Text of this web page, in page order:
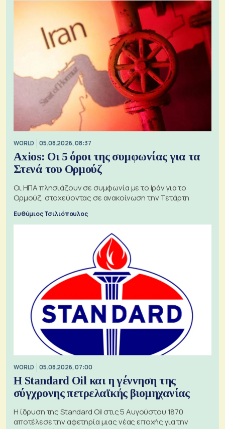
WORLD 05.08.2026, 08:37
Axios: Οι 5 όροι της συμφωνίας για τα
Στενά του Ορμούζ
Οι ΗΠΑ πλησιάζουν σε συμφωνία με το Ιράν για το
Ορμούζ, στοχεύοντας σε ανακοίνωση την Τετάρτη
Ευθύμιος Τσιλιόπουλος
WORLD 05.08.2026, 07:00
Η Standard Oil και η γέννηση της
σύγχρονης πετρελαϊκής βιομηχανίας
Η ίδρυση της Standard Oil στις 5 Αυγούστου 1870
αποτέλεσε την αφετηρία μιας νέας εποχής για την